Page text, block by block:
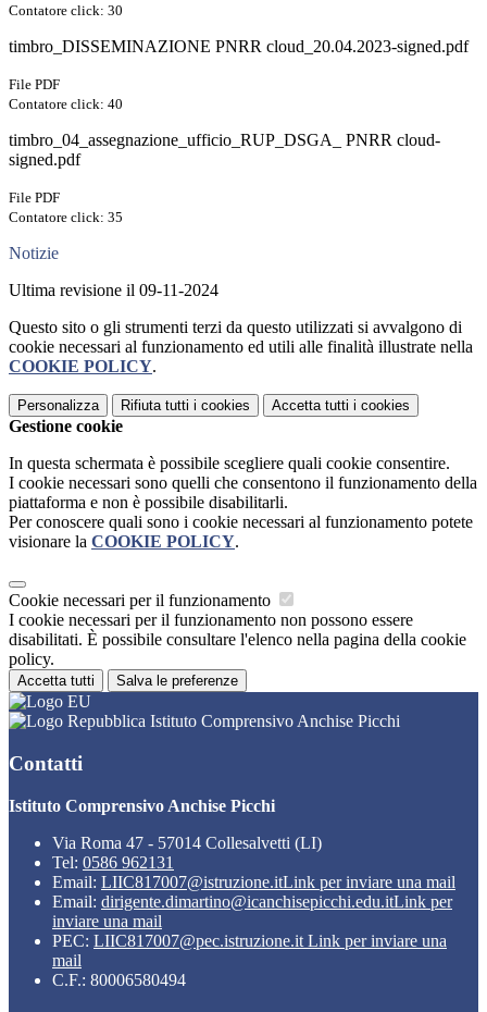
Contatore click: 30
timbro_DISSEMINAZIONE PNRR cloud_20.04.2023-signed.pdf
File PDF
Contatore click: 40
timbro_04_assegnazione_ufficio_RUP_DSGA_ PNRR cloud-
signed.pdf
File PDF
Contatore click: 35
Notizie
Ultima revisione il 09-11-2024
Questo sito o gli strumenti terzi da questo utilizzati si avvalgono di
cookie necessari al funzionamento ed utili alle finalità illustrate nella
COOKIE POLICY.
Personalizza Rifiuta tutti i cookies Accetta tutti i cookies
Gestione cookie
In questa schermata è possibile scegliere quali cookie consentire.
I cookie necessari sono quelli che consentono il funzionamento della
piattaforma e non è possibile disabilitarli.
Per conoscere quali sono i cookie necessari al funzionamento potete
visionare la COOKIE POLICY.
Cookie necessari per il funzionamento
I cookie necessari per il funzionamento non possono essere
disabilitati. È possibile consultare l'elenco nella pagina della cookie
policy.
Accetta tutti Salva le preferenze
Istituto Comprensivo Anchise Picchi
Contatti
Istituto Comprensivo Anchise Picchi
Via Roma 47 - 57014 Collesalvetti (LI)
Tel: 0586 962131
Email: LIIC817007@istruzione.itLink per inviare una mail
Email: dirigente.dimartino@icanchisepicchi.edu.itLink per
inviare una mail
PEC: LIIC817007@pec.istruzione.it Link per inviare una
mail
C.F.: 80006580494